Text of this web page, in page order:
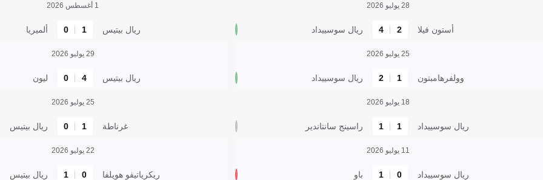
28 يوليو 2026
أستون فيلا 2
4 ريال سوسييداد
25 يوليو 2026
وولفرهامبتون 1
2 ريال سوسييداد
18 يوليو 2026
ريال سوسييداد 1
1 راسينج سانتاندير
11 يوليو 2026
ريال سوسييداد 0
1 باو
1 أغسطس 2026
ريال بيتيس 1
0 ألميريا
29 يوليو 2026
ريال بيتيس 4
0 ليون
25 يوليو 2026
غرناطة 1
0 ريال بيتيس
22 يوليو 2026
ريكرياتيفو هويلفا 0
1 ريال بيتيس